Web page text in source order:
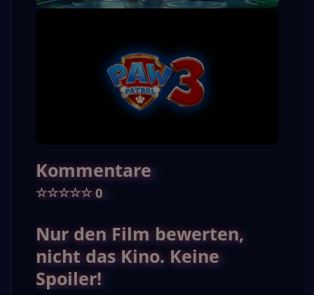
Kommentare
☆☆☆☆☆ 0
Nur den Film bewerten,
nicht das Kino. Keine
Spoiler!